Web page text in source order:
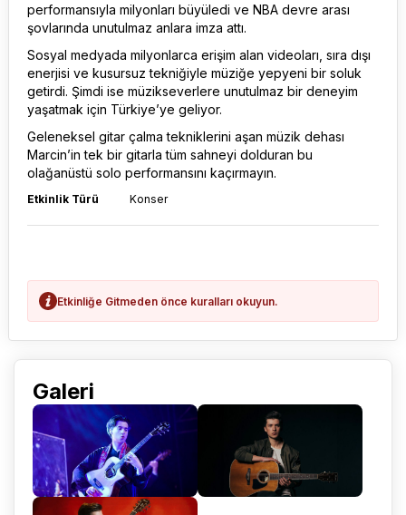
performansıyla milyonları büyüledi ve NBA devre arası
şovlarında unutulmaz anlara imza attı.
Sosyal medyada milyonlarca erişim alan videoları, sıra dışı
enerjisi ve kusursuz tekniğiyle müziğe yepyeni bir soluk
getirdi. Şimdi ise müzikseverlere unutulmaz bir deneyim
yaşatmak için Türkiye’ye geliyor.
Geleneksel gitar çalma tekniklerini aşan müzik dehası
Marcin’in tek bir gitarla tüm sahneyi dolduran bu
olağanüstü solo performansını kaçırmayın.
Etkinlik Türü Konser
Etkinliğe Gitmeden önce kuralları okuyun.
Galeri